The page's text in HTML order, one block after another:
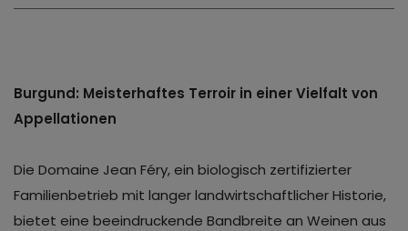
Burgund: Meisterhaftes Terroir in einer Vielfalt von
Appellationen
Die Domaine Jean Féry, ein biologisch zertifizierter
Familienbetrieb mit langer landwirtschaftlicher Historie,
bietet eine beeindruckende Bandbreite an Weinen aus